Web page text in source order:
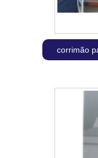
corrimão